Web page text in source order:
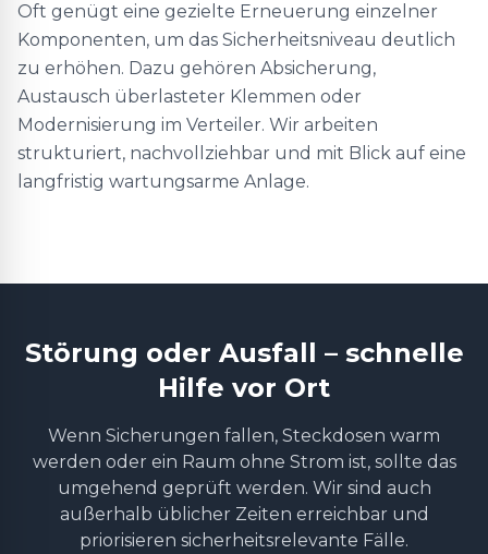
Oft genügt eine gezielte Erneuerung einzelner
Komponenten, um das Sicherheitsniveau deutlich
zu erhöhen. Dazu gehören Absicherung,
Austausch überlasteter Klemmen oder
Modernisierung im Verteiler. Wir arbeiten
strukturiert, nachvollziehbar und mit Blick auf eine
langfristig wartungsarme Anlage.
Störung oder Ausfall – schnelle
Hilfe vor Ort
Wenn Sicherungen fallen, Steckdosen warm
werden oder ein Raum ohne Strom ist, sollte das
umgehend geprüft werden. Wir sind auch
außerhalb üblicher Zeiten erreichbar und
priorisieren sicherheitsrelevante Fälle.